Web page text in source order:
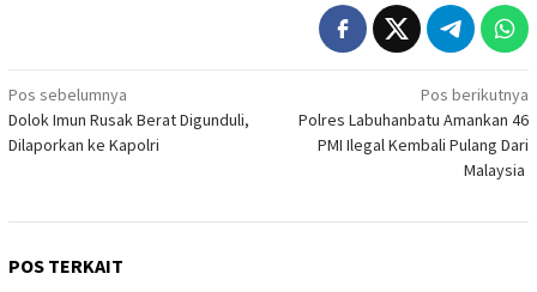
Navigasi
pos
Pos sebelumnya
Dolok Imun Rusak Berat Digunduli,
Dilaporkan ke Kapolri
Pos berikutnya
Polres Labuhanbatu Amankan 46
PMI Ilegal Kembali Pulang Dari
Malaysia
POS TERKAIT